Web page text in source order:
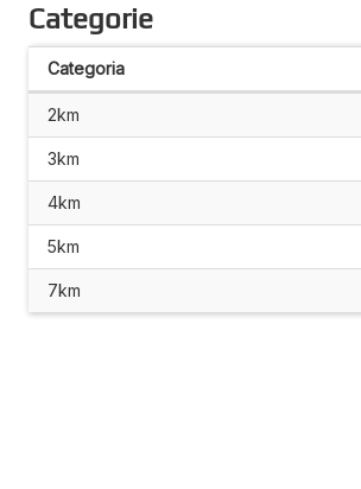
Categorie
Categoria
2km
3km
4km
5km
7km